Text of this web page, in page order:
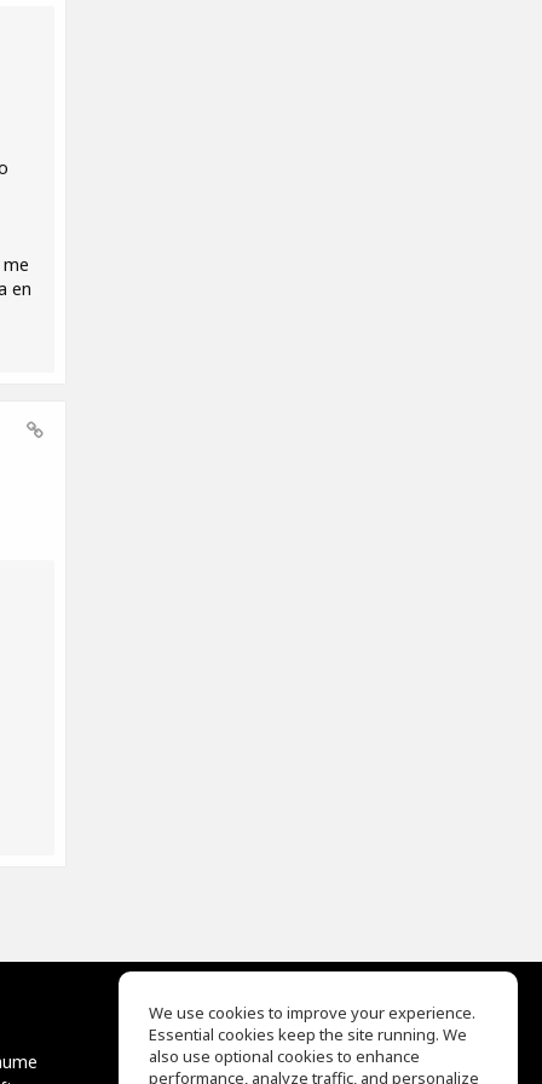
en
EQ Ear Training
Drum Machine
We use cookies to improve your experience.
Essential cookies keep the site running. We
also use optional cookies to enhance
performance, analyze traffic, and personalize